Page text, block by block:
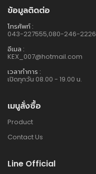
ข้อมูลติดต่อ
โทรศัพท์ :
043-227555,080-246-2226
อีเมล :
KEX_007@hotmail.com
เวลาทำการ :
เปิดทุกวัน 08.00 - 19.00 น.
เมนูสั่งซื้อ
Product
Contact Us
Line Official